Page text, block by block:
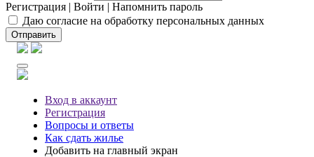
Регистрация | Войти | Напомнить пароль
Даю согласие на обработку персональных данных
Отправить
Вход в аккаунт
Регистрация
Вопросы и ответы
Как сдать жилье
Добавить на главный экран